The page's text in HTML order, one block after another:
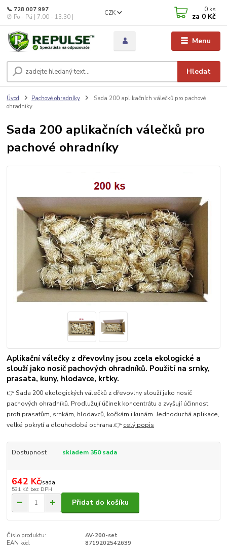
Menu
CZK
Hledat
📞 728 007 997
⏰ Po - Pá | 7:00 - 13:30 |
0 ks
za 0 Kč
Úvod Pachové ohradníky
Sada 200 aplikačních válečků pro pachové
ohradníky
Sada 200 aplikačních válečků pro
pachové ohradníky
Aplikační válečky z dřevovlny jsou zcela ekologické a
slouží jako nosič pachových ohradníků. Použití na srnky,
prasata, kuny, hlodavce, krtky.
👉 Sada 200 ekologických válečků z dřevovlny slouží jako nosič
pachových ohradníků. Prodlužují účinek koncentrátu a zvyšují účinnost
proti prasatům, srnkám, hlodavců, kočkám i kunám. Jednoduchá aplikace,
velké pokrytí a dlouhodobá ochrana.👉 celý popis
Dostupnost skladem 350 sada
642 Kč/sada
531 Kč bez DPH
Přidat do košíku
Číslo produktu:
AV-200-set
EAN kód:
8719202542639